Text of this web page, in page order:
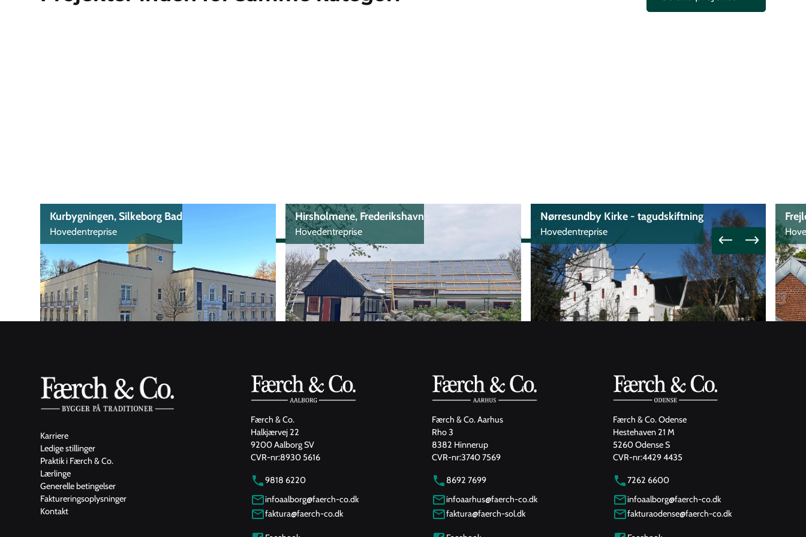
Kurbygningen, Silkeborg Bad
Hovedentreprise
Hirsholmene, Frederikshavn
Hovedentreprise
Nørresundby Kirke - tagudskiftning
Hovedentreprise
Karriere
Ledige stillinger
Praktik i Færch & Co.
Lærlinge
Generelle betingelser
Faktureringsoplysninger
Kontakt
Færch & Co.
Halkjærvej 22
9200 Aalborg SV
CVR-nr:8930 5616
9818 6220
infoaalborg@faerch-co.dk
faktura@faerch-co.dk
Færch & Co. Aarhus
Rho 3
8382 Hinnerup
CVR-nr:3740 7569
8692 7699
infoaarhus@faerch-co.dk
faktura@faerch-sol.dk
Færch & Co. Odense
Hestehaven 21 M
5260 Odense S
CVR-nr:4429 4435
7262 6600
infoaalborg@faerch-co.dk
fakturaodense@faerch-co.dk